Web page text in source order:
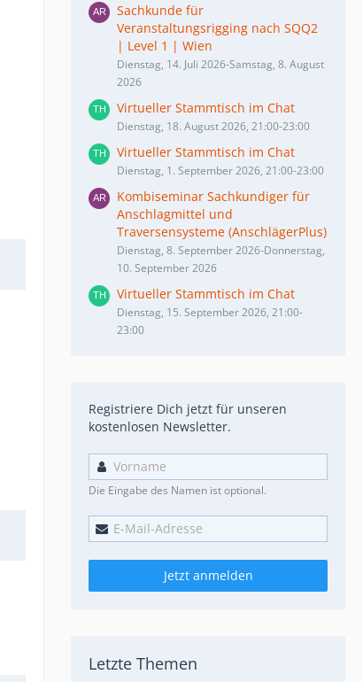
Sachkunde für
Veranstaltungsrigging nach SQQ2
| Level 1 | Wien
Dienstag, 14. Juli 2026-Samstag, 8. August
2026
Virtueller Stammtisch im Chat
Dienstag, 18. August 2026, 21:00-23:00
Virtueller Stammtisch im Chat
Dienstag, 1. September 2026, 21:00-23:00
Kombiseminar Sachkundiger für
Anschlagmittel und
Traversensysteme (AnschlägerPlus)
Dienstag, 8. September 2026-Donnerstag,
10. September 2026
Virtueller Stammtisch im Chat
Dienstag, 15. September 2026, 21:00-
23:00
Registriere Dich jetzt für unseren
kostenlosen Newsletter.
Die Eingabe des Namen ist optional.
Jetzt anmelden
Letzte Themen